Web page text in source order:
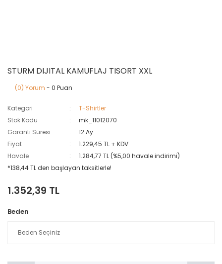
STURM DIJITAL KAMUFLAJ TISORT XXL
(0) Yorum - 0 Puan
Kategori
T-Shirtler
Stok Kodu
mk_11012070
Garanti Süresi
12 Ay
Fiyat
1.229,45 TL + KDV
Havale
1.284,77 TL (%5,00 havale indirimi)
*138,44 TL den başlayan taksitlerle!
1.352,39 TL
Beden